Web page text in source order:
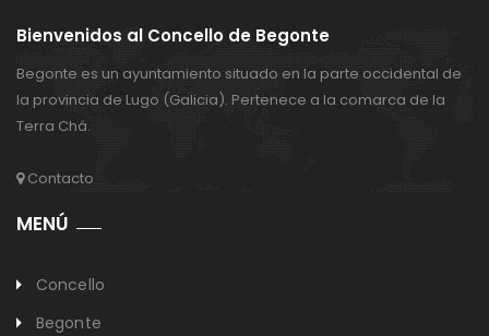
Bienvenidos al Concello de Begonte
Begonte es un ayuntamiento situado en la parte occidental de
la provincia de Lugo (Galicia). Pertenece a la comarca de la
Terra Chá.
Contacto
MENÚ
Concello
Begonte